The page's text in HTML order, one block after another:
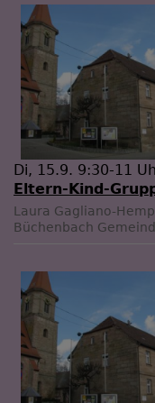
Di, 15.9. 9:30-11
Eltern-Kind-
Laura Gagliano-
Büchenbach